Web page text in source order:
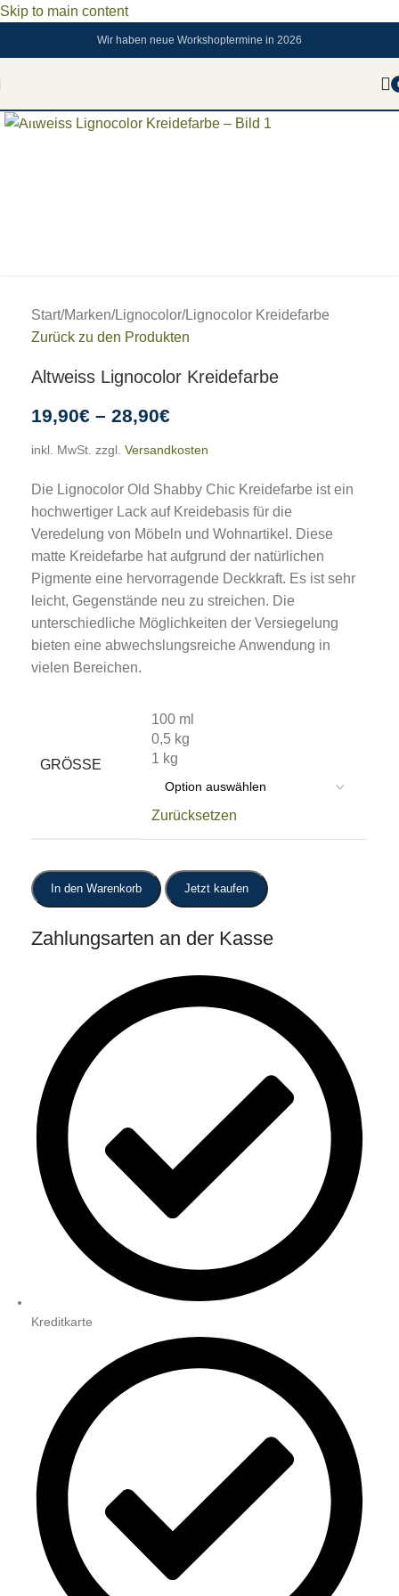
Skip to main content
Wir haben neue Workshoptermine in 2026
Start/Marken/Lignocolor/Lignocolor Kreidefarbe
Zurück zu den Produkten
Altweiss Lignocolor Kreidefarbe
19,90€ – 28,90€
inkl. MwSt. zzgl. Versandkosten
Die Lignocolor Old Shabby Chic Kreidefarbe ist ein
hochwertiger Lack auf Kreidebasis für die
Veredelung von Möbeln und Wohnartikel. Diese
matte Kreidefarbe hat aufgrund der natürlichen
Pigmente eine hervorragende Deckkraft. Es ist sehr
leicht, Gegenstände neu zu streichen. Die
unterschiedliche Möglichkeiten der Versiegelung
bieten eine abwechslungsreiche Anwendung in
vielen Bereichen.
GRÖSSE
100 ml
0,5 kg
1 kg
Zurücksetzen
In den Warenkorb Jetzt kaufen
Zahlungsarten an der Kasse
Kreditkarte